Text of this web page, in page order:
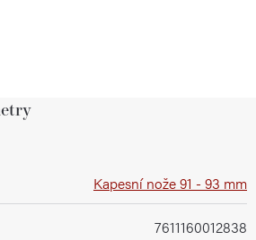
Kapesní nože 91 - 93 mm
7611160012838